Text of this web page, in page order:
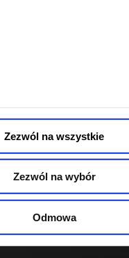
Zezwól na wszystkie
Zezwól na wybór
Odmowa
POLITYKA